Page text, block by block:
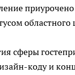
областного
сферы
коду и